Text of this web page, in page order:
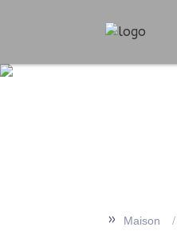
>> Maison